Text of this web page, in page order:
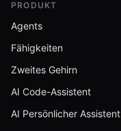
PRODUKT
Agents
Fähigkeiten
Zweites Gehirn
AI Code-Assistent
AI Persönlicher Assistent